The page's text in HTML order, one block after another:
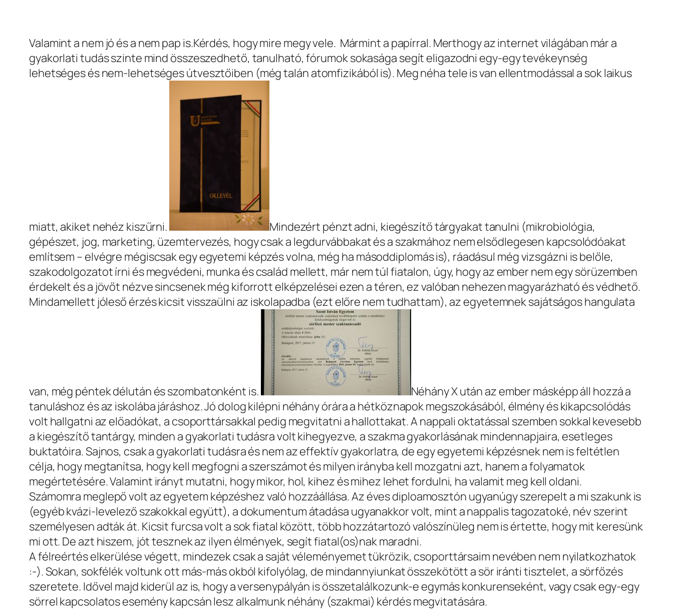
Valamint a nem jó és a nem pap is.Kérdés, hogy mire megy vele. Mármint a papírral. Merthogy az internet világában már a
gyakorlati tudás szinte mind összeszedhető, tanulható, fórumok sokasága segít eligazodni egy-egy tevékeynség
lehetséges és nem-lehetséges útvesztőiben (még talán atomfizikából is). Meg néha tele is van ellentmodással a sok laikus
miatt, akiket nehéz kiszűrni.
Mindezért pénzt adni, kiegészítő tárgyakat tanulni (mikrobiológia,
gépészet, jog, marketing, üzemtervezés, hogy csak a legdurvábbakat és a szakmához nem elsődlegesen kapcsolódóakat
említsem – elvégre mégiscsak egy egyetemi képzés volna, még ha másoddiplomás is), ráadásul még vizsgázni is belőle,
szakodolgozatot írni és megvédeni, munka és család mellett, már nem túl fiatalon, úgy, hogy az ember nem egy sörüzemben
érdekelt és a jövőt nézve sincsenek még kiforrott elképzelései ezen a téren, ez valóban nehezen magyarázható és védhető.
Mindamellett jóleső érzés kicsit visszaülni az iskolapadba (ezt előre nem tudhattam), az egyetemnek sajátságos hangulata
van, még péntek délután és szombatonként is.
Néhány X után az ember másképp áll hozzá a
tanuláshoz és az iskolába járáshoz. Jó dolog kilépni néhány órára a hétköznapok megszokásából, élmény és kikapcsolódás
volt hallgatni az előadókat, a csoporttársakkal pedig megvitatni a hallottakat. A nappali oktatással szemben sokkal kevesebb
a kiegészítő tantárgy, minden a gyakorlati tudásra volt kihegyezve, a szakma gyakorlásának mindennapjaira, esetleges
buktatóira. Sajnos, csak a gyakorlati tudásra és nem az effektív gyakorlatra, de egy egyetemi képzésnek nem is feltétlen
célja, hogy megtanítsa, hogy kell megfogni a szerszámot és milyen irányba kell mozgatni azt, hanem a folyamatok
megértetésére. Valamint irányt mutatni, hogy mikor, hol, kihez és mihez lehet fordulni, ha valamit meg kell oldani.
Számomra meglepő volt az egyetem képzéshez való hozzáállása. Az éves diploamosztón ugyanúgy szerepelt a mi szakunk is
(egyéb kvázi-levelező szakokkal együtt), a dokumentum átadása ugyanakkor volt, mint a nappalis tagozatoké, név szerint
személyesen adták át. Kicsit furcsa volt a sok fiatal között, több hozzátartozó valószínüleg nem is értette, hogy mit keresünk
mi ott. De azt hiszem, jót tesznek az ilyen élmények, segít fiatal(os)nak maradni.
A félreértés elkerülése végett, mindezek csak a saját véleményemet tükrözik, csoporttársaim nevében nem nyilatkozhatok
:-). Sokan, sokfélék voltunk ott más-más okból kifolyólag, de mindannyiunkat összekötött a sör iránti tisztelet, a sörfőzés
szeretete. Idővel majd kiderül az is, hogy a versenypályán is összetalálkozunk-e egymás konkurenseként, vagy csak egy-egy
sörrel kapcsolatos esemény kapcsán lesz alkalmunk néhány (szakmai) kérdés megvitatására.